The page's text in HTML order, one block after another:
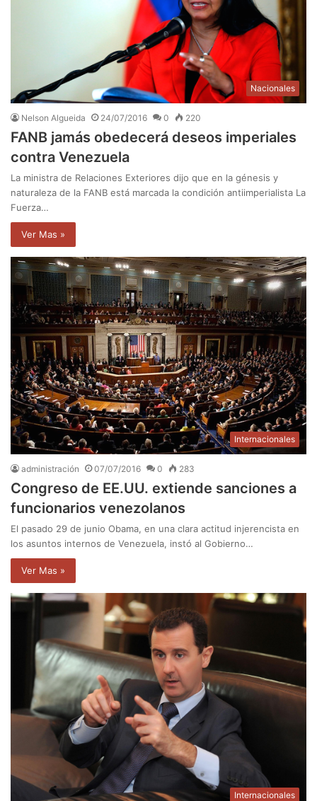
Nacionales
Nelson Algueida 24/07/2016 0 220
FANB jamás obedecerá deseos imperiales
contra Venezuela
La ministra de Relaciones Exteriores dijo que en la génesis y
naturaleza de la FANB está marcada la condición antiimperialista La
Fuerza…
Ver Mas »
Internacionales
administración 07/07/2016 0 283
Congreso de EE.UU. extiende sanciones a
funcionarios venezolanos
El pasado 29 de junio Obama, en una clara actitud injerencista en
los asuntos internos de Venezuela, instó al Gobierno…
Ver Mas »
Internacionales